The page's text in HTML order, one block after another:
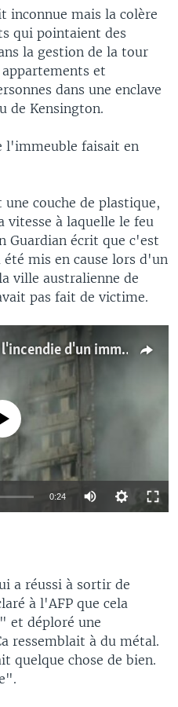
inconnue mais la colère
qui pointaient des
la gestion de la tour
et
dans une enclave
de Kensington.
l'immeuble faisait en
couche de plastique,
à laquelle le feu
Guardian écrit que c'est
mis en cause lors d'un
ville australienne de
pas fait de victime.
Au moins 12 morts dans l'incendie d'un immeuble à Londres (vidéo)
currently available
0:24
a réussi à sortir de
à l'AFP que cela
et déploré une
ressemblait à du métal.
quelque chose de bien.